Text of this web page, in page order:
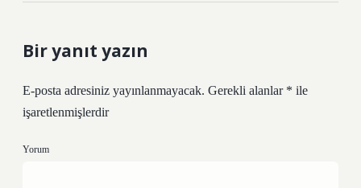
Bir yanıt yazın
E-posta adresiniz yayınlanmayacak. Gerekli alanlar * ile
işaretlenmişlerdir
Yorum